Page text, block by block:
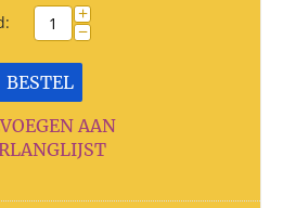
+
−
BESTEL
AAN